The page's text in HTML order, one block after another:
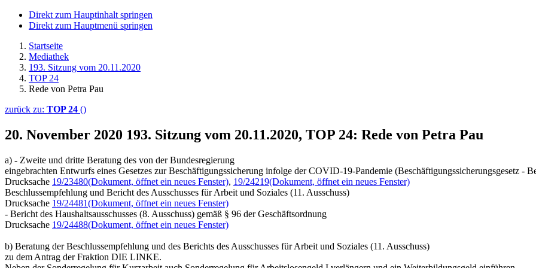
Direkt zum Hauptinhalt springen
Direkt zum Hauptmenü springen
Startseite
Mediathek
193. Sitzung vom 20.11.2020
TOP 24
Rede von Petra Pau
zurück zu: TOP 24 ()
20. November 2020 193. Sitzung vom 20.11.2020, TOP 24: Rede von Petra Pau
a) - Zweite und dritte Beratung des von der Bundesregierung
eingebrachten Entwurfs eines Gesetzes zur Beschäftigungssicherung infolge der COVID-19-Pandemie (Beschäftigungssicherungsgesetz -
Drucksache 19/23480(Dokument, öffnet ein neues Fenster), 19/24219(Dokument, öffnet ein neues Fenster)
Beschlussempfehlung und Bericht des Ausschusses für Arbeit und Soziales (11. Ausschuss)
Drucksache 19/24481(Dokument, öffnet ein neues Fenster)
- Bericht des Haushaltsausschusses (8. Ausschuss) gemäß § 96 der Geschäftsordnung
Drucksache 19/24488(Dokument, öffnet ein neues Fenster)
b) Beratung der Beschlussempfehlung und des Berichts des Ausschusses für Arbeit und Soziales (11. Ausschuss)
zu dem Antrag der Fraktion DIE LINKE.